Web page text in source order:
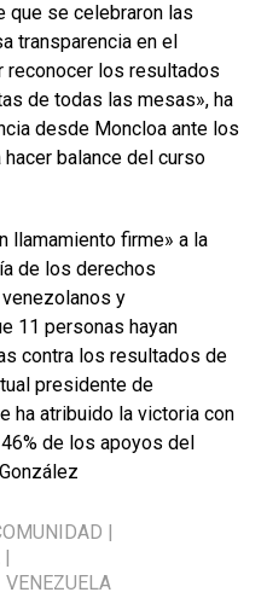
que se celebraron las
transparencia en el
reconocer los resultados
de todas las mesas», ha
desde Moncloa ante los
balance del curso
llamamiento firme» a la
de los derechos
y
11 personas hayan
contra los resultados de
presidente de
ha atribuido la victoria con
de los apoyos del
VENEZUELA